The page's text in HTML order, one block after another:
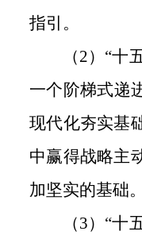
指引。
（2）“
一个阶梯式递
现代化夯实基
中赢得战略主
加坚实的基础。
（3）“